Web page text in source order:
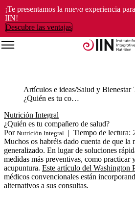
¡Te presentamos la nueva experiencia
IIN!
Descubre las ventajas
Artículos e ideas Salud y Bienestar
¿Quién es tu compañero de salud?
Nutrición Integral
¿Quién es tu compañero de salud?
Por Nutrición Integral | Tiempo de lectura:
Muchos os habréis dado cuenta de que la
generalizado. En lugar de soluciones
medidas más preventivas, como practicar
acupuntura. Este artículo del Washington
médicos convencionales están
alternativos a sus consultas.